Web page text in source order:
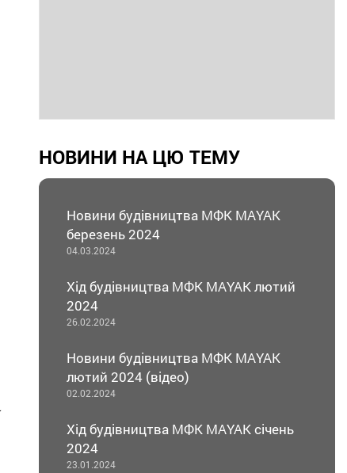
НОВИНИ НА ЦЮ ТЕМУ
Новини будівництва МФК MAYAK
березень 2024
04.03.2024
Хід будівництва МФК MAYAK лютий
2024
26.02.2024
Новини будівництва МФК MAYAK
лютий 2024 (відео)
02.02.2024
Хід будівництва МФК MAYAK січень
2024
23.01.2024